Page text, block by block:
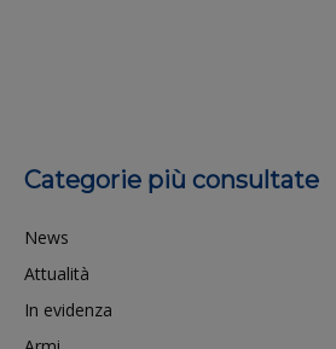
Categorie più consultate
News
Attualità
In evidenza